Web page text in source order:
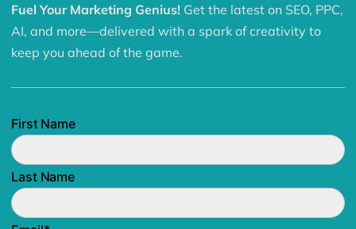
Fuel Your Marketing Genius! Get the latest on SEO, PPC,
AI, and more—delivered with a spark of creativity to
keep you ahead of the game.
First Name
Last Name